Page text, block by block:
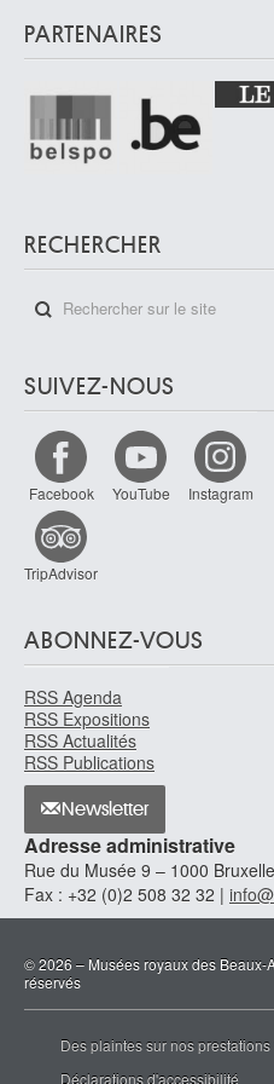
PARTENAIRES
RECHERCHER
SUIVEZ-NOUS
Facebook YouTube Instagram
TripAdvisor
ABONNEZ-VOUS
RSS Agenda
RSS Expositions
RSS Actualités
RSS Publications
Newsletter
Adresse administrative
Rue du Musée 9 – 1000
Fax : +32 (0)2 508 32 32 |
© 2026 – Musées royaux des Beaux-
réservés
Des plaintes sur nos prestations
Déclarations d'accessibilité